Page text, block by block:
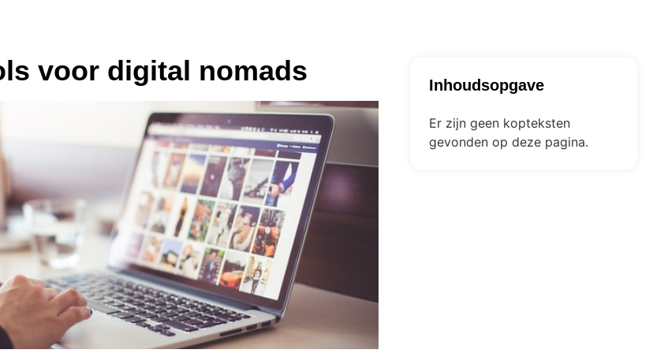
voor digital nomads Inhoudsopgave
Er zijn geen kopteksten
gevonden op deze pagina.